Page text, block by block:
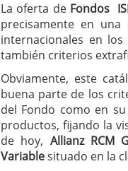
La oferta de Fondos
precisamente en
internacionales en
también criterios
Obviamente, este
buena parte de los
del Fondo como en su
productos, fijando la
de hoy, Allianz RCM
Variablesituado en la